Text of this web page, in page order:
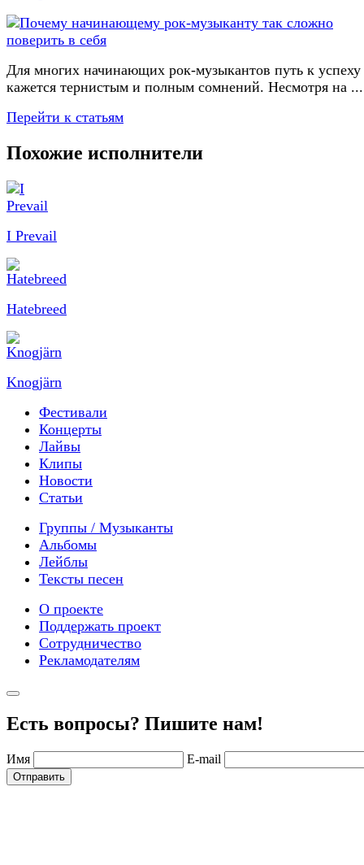
Для многих начинающих рок-музыкантов путь к успеху
кажется тернистым и полным сомнений. Несмотря на ...
Перейти к статьям
Похожие исполнители
I Prevail
Hatebreed
Knogjärn
Фестивали
Концерты
Лайвы
Клипы
Новости
Статьи
Группы / Музыканты
Альбомы
Лейблы
Тексты песен
О проекте
Поддержать проект
Сотрудничество
Рекламодателям
Есть вопросы? Пишите нам!
Имя E-mail